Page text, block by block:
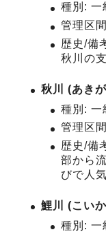
種別: 一
管理区
歴史/備
秋川の支
秋川 (あき
種別: 一
管理区
歴史/備
部から
びで人気
鯉川 (こい
種別: 一